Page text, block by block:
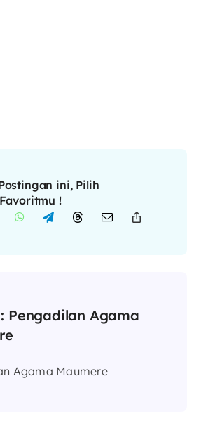
ini, Pilih
!
Pengadilan Agama
Agama Maumere